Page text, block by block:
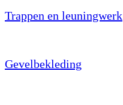
Trappen en leuningwerk
Gevelbekleding